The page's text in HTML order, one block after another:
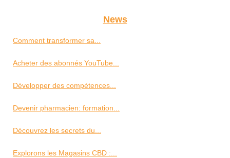
News
Comment transformer sa...
Acheter des abonnés YouTube...
Développer des compétences...
Devenir pharmacien: formation...
Découvrez les secrets du...
Explorons les Magasins CBD :...